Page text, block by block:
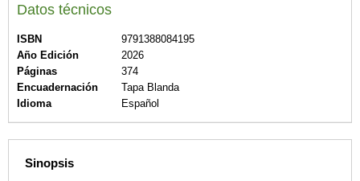
Datos técnicos
ISBN
9791388084195
Año Edición
2026
Páginas
374
Encuadernación
Tapa Blanda
Idioma
Español
Sinopsis